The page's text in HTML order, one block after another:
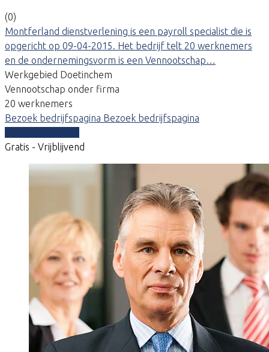
(0)
Montferland dienstverlening is een payroll specialist die is
opgericht op 09-04-2015. Het bedrijf telt 20 werknemers
en de ondernemingsvorm is een Vennootschap…
Werkgebied Doetinchem
Vennootschap onder firma
20 werknemers
Bezoek bedrijfspagina Bezoek bedrijfspagina
Gratis - Vrijblijvend